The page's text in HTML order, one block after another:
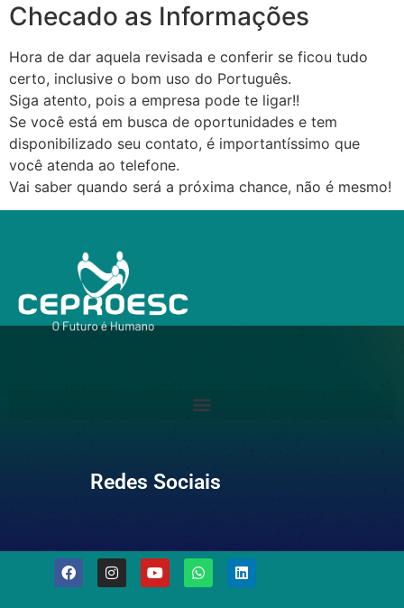
Checado as Informações
Hora de dar aquela revisada e conferir se ficou tudo
certo, inclusive o bom uso do Português.
Siga atento, pois a empresa pode te ligar!!
Se você está em busca de oportunidades e tem
disponibilizado seu contato, é importantíssimo que
você atenda ao telefone.
Vai saber quando será a próxima chance, não é mesmo!
Redes Sociais